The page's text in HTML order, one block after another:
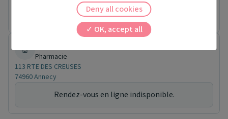
Rendez-vous en ligne indisponible.
Pharmacie
113 RTE DES CREUSES
74960 Annecy
Rendez-vous en ligne indisponible.
OK, accept all
Deny all cookies